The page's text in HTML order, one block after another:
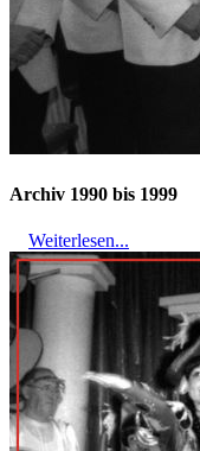
Archiv 1990 bis 1999
Weiterlesen...